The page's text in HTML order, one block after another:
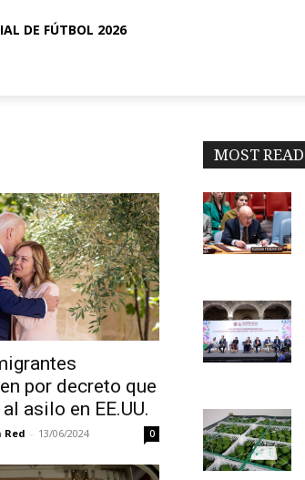
DE FÚTBOL 2026
por decreto que
asilo en EE.UU.
Red - 13/06/2024 0
MOST READ